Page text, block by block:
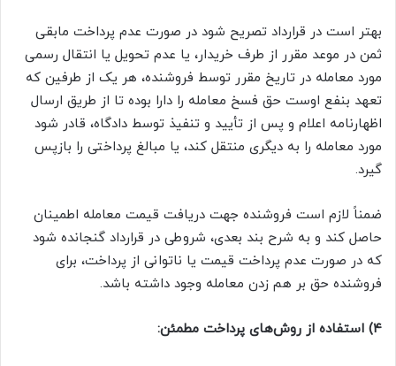
بهتر است در قرارداد تصریح شود در صورت عدم پرداخت مابقی
ثمن در موعد مقرر از طرف خریدار، یا عدم تحویل یا انتقال رسمی
مورد معامله در تاریخ مقرر توسط فروشنده، هر یک از طرفین که
تعهد بنفع اوست حق فسخ معامله را دارا بوده تا از طریق ارسال
اظهارنامه اعلام و پس از تأیید و تنفیذ توسط دادگاه، قادر شود
مورد معامله را به دیگری منتقل کند، یا مبالغ پرداختی را بازپس
گیرد.
ضمناً لازم است فروشنده جهت دریافت قیمت معامله اطمینان
حاصل کند و به شرح بند بعدی، شروطی در قرارداد گنجانده شود
که در صورت عدم پرداخت قیمت یا ناتوانی از پرداخت، برای
فروشنده حق بر هم زدن معامله وجود داشته باشد.
۴) استفاده از روش‌های پرداخت مطمئن: